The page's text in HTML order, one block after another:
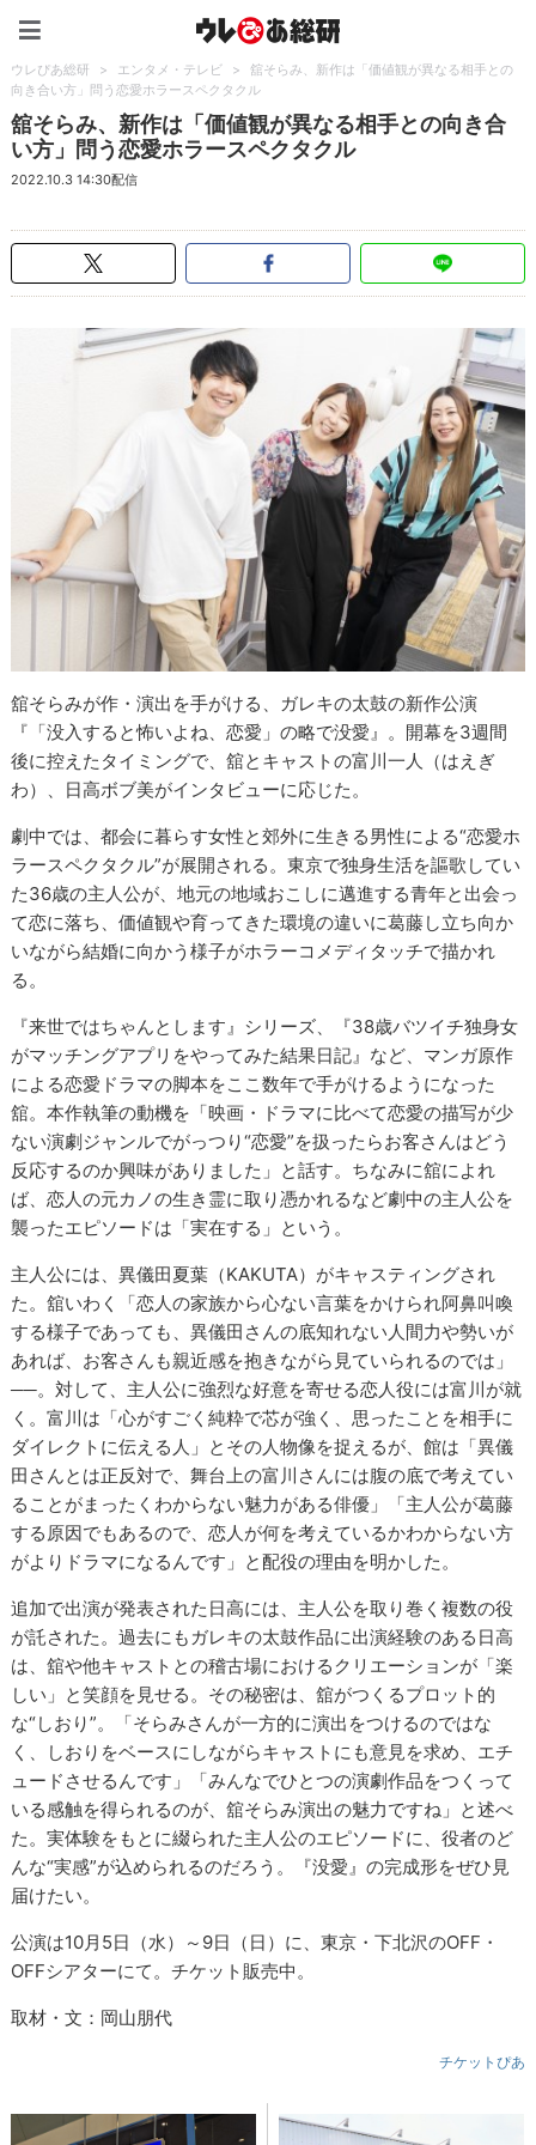
ウレぴあ総研 > エンタメ・テレビ >
舘そらみ、新作は「価値観が異なる相手との
向き合い方」問う恋愛ホラースペクタクル
舘そらみ、新作は「価値観が異なる相手との向き合
い方」問う恋愛ホラースペクタクル
2022.10.3 14:30配信
舘そらみが作・演出を手がける、ガレキの太鼓の新作公演
『「没入すると怖いよね、恋愛」の略で没愛』。開幕を3週間
後に控えたタイミングで、舘とキャストの富川一人（はえぎ
わ）、日高ボブ美がインタビューに応じた。
劇中では、都会に暮らす女性と郊外に生きる男性による“恋愛ホ
ラースペクタクル”が展開される。東京で独身生活を謳歌してい
た36歳の主人公が、地元の地域おこしに邁進する青年と出会っ
て恋に落ち、価値観や育ってきた環境の違いに葛藤し立ち向か
いながら結婚に向かう様子がホラーコメディタッチで描かれ
る。
『来世ではちゃんとします』シリーズ、『38歳バツイチ独身女
がマッチングアプリをやってみた結果日記』など、マンガ原作
による恋愛ドラマの脚本をここ数年で手がけるようになった
舘。本作執筆の動機を「映画・ドラマに比べて恋愛の描写が少
ない演劇ジャンルでがっつり“恋愛”を扱ったらお客さんはどう
反応するのか興味がありました」と話す。ちなみに舘によれ
ば、恋人の元カノの生き霊に取り憑かれるなど劇中の主人公を
襲ったエピソードは「実在する」という。
主人公には、異儀田夏葉（KAKUTA）がキャスティングされ
た。舘いわく「恋人の家族から心ない言葉をかけられ阿鼻叫喚
する様子であっても、異儀田さんの底知れない人間力や勢いが
あれば、お客さんも親近感を抱きながら見ていられるのでは」
──。対して、主人公に強烈な好意を寄せる恋人役には富川が就
く。富川は「心がすごく純粋で芯が強く、思ったことを相手に
ダイレクトに伝える人」とその人物像を捉えるが、館は「異儀
田さんとは正反対で、舞台上の富川さんには腹の底で考えてい
ることがまったくわからない魅力がある俳優」「主人公が葛藤
する原因でもあるので、恋人が何を考えているかわからない方
がよりドラマになるんです」と配役の理由を明かした。
追加で出演が発表された日高には、主人公を取り巻く複数の役
が託された。過去にもガレキの太鼓作品に出演経験のある日高
は、舘や他キャストとの稽古場におけるクリエーションが「楽
しい」と笑顔を見せる。その秘密は、舘がつくるプロット的
な“しおり”。「そらみさんが一方的に演出をつけるのではな
く、しおりをベースにしながらキャストにも意見を求め、エチ
ュードさせるんです」「みんなでひとつの演劇作品をつくって
いる感触を得られるのが、舘そらみ演出の魅力ですね」と述べ
た。実体験をもとに綴られた主人公のエピソードに、役者のど
んな“実感”が込められるのだろう。『没愛』の完成形をぜひ見
届けたい。
公演は10月5日（水）～9日（日）に、東京・下北沢のOFF・
OFFシアターにて。チケット販売中。
取材・文：岡山朋代
チケットぴあ